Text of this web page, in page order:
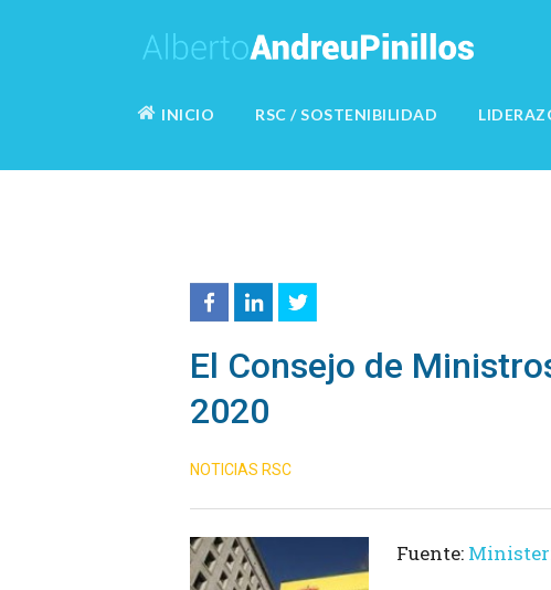
INICIO RSC / SOSTENIBILIDAD
El Consejo de
2020
NOTICIAS RSC
Fuente: